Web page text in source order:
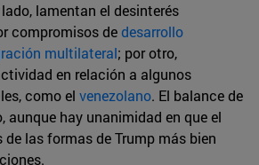
lamentan el desinterés
compromisos dedesarrollo
multilateral; por otro,
en relación a algunos
como el venezolano. El balance de
aunque hay unanimidad en que el
las formas de Trump más bien